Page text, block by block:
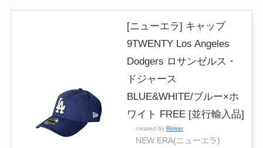
[ニューエラ] キャップ
9TWENTY Los Angeles
Dodgers ロサンゼルス・
ドジャース
BLUE&WHITE/ブルー×ホ
ワイト FREE [並行輸入品]
created by Rinker
NEW ERA(ニューエラ)